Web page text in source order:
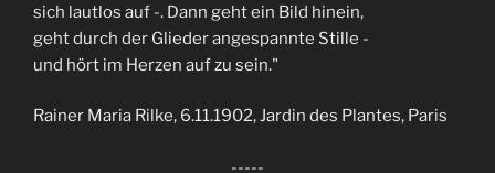
sich lautlos auf -. Dann geht ein Bild hinein,
geht durch der Glieder angespannte Stille -
und hört im Herzen auf zu sein."
Rainer Maria Rilke, 6.11.1902, Jardin des Plantes, Paris
-----